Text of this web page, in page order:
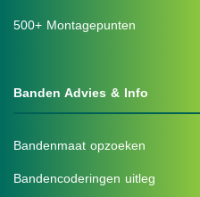
500+ Montagepunten
Banden Advies & Info
Bandenmaat opzoeken
Bandencoderingen uitleg